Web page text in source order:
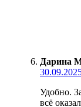
Дарина
Удобно.
всё